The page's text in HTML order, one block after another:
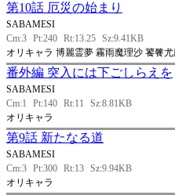
第10話 厄災の始まり
SABAMESI
Cm:3 Pt:240 Rt:13.25 Sz:9.41KB
オリキャラ 博麗霊夢 霧雨魔理沙 饕餮
番外編 突入には下ごしらえを
SABAMESI
Cm:1
Pt:140 Rt:11
Sz:8.81KB
オリキャラ
第9話 新たなる道
SABAMESI
Cm:3 Pt:300 Rt:13 Sz:9.94KB
オリキャラ